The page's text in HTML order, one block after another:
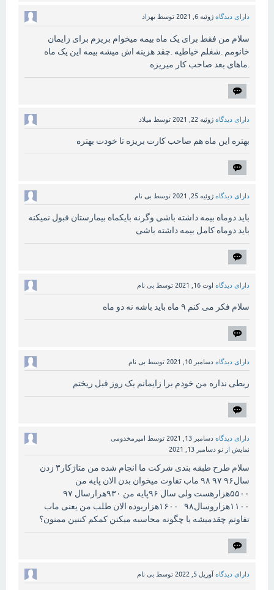
دارای دیدگاه ژوئیه 6, 2021 توسط بهزاد
سلام من فقط برای یک ماه بیمه میخوام بریزم برای زایمان
خانومم .شغلم خیاطیه .چقد هزینه اش میشه بیمه این یک ماه
.ماهای بعد صاحب کار میریزه
دارای دیدگاه ژوئیه 22, 2021 توسط میلاد
بهتره این ماه هم صاحب کارت بریزه تا خودت بهتره
دارای دیدگاه ژوئیه 25, 2021 توسط بی نام
باید دوماه بیمه داشته باشی وگرنه بایکماه بیمارستان قبول نمیکنه
باید دوماه کامل بیمه داشته باشی
دارای دیدگاه اوت 16, 2021 توسط بی نام
سلام فکر می کنم ۹ ماه باید باشه نه دو ماه
دارای دیدگاه دسامبر 10, 2021 توسط بی نام
ربطی نداره من خودم برا زایمانم یک روز قبل ریختم
دارای دیدگاه دسامبر 13, 2021 توسط امیرمخدومی
نمایش از نو دسامبر 13, 2021
سلام طرح طبقه بندی شرکت ما انجام شده من متاژکار۳ زدن
سال۹۶ ۹۷ ۹۸ ماب تفاوت میخوان بدن الان پایه من
۵۵۰۰هزارهست ولی سال ۹۶پایه من ۹۳۰هزارسال ۹۷
۱۱۰۰هزاروسال۹۸ ۱۶۰۰هزاربوده الان طلب من یعنی ماب
تفاوتم چقدمیشه یا چگونه محاسبه میکنن کمکم کننین ممنون؟
دارای دیدگاه آوریل 5, 2022 توسط بی نام